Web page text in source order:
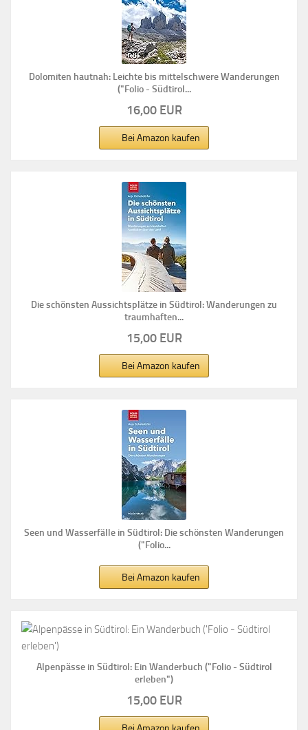
Dolomiten hautnah: Leichte bis mittelschwere Wanderungen
("Folio - Südtirol...
16,00 EUR
Bei Amazon kaufen
Die schönsten Aussichtsplätze in Südtirol: Wanderungen zu
traumhaften...
15,00 EUR
Bei Amazon kaufen
Seen und Wasserfälle in Südtirol: Die schönsten Wanderungen
("Folio...
Bei Amazon kaufen
Alpenpässe in Südtirol: Ein Wanderbuch ("Folio - Südtirol
erleben")
15,00 EUR